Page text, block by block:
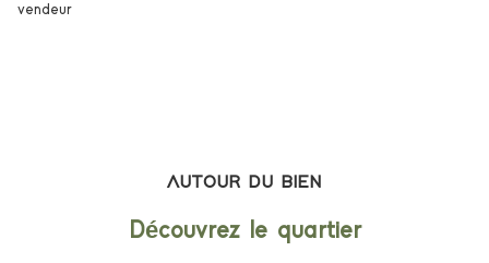
vendeur
AUTOUR DU BIEN
Découvrez le quartier